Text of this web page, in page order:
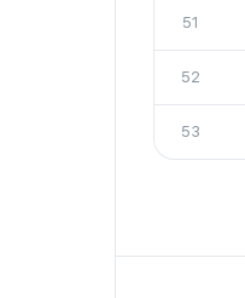
51
52
53